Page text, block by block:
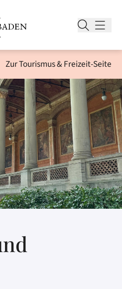
Zur Tourismus & Freizeit-Seite